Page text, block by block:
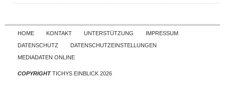
Skip to content
HOME KONTAKT UNTERSTÜTZUNG
IMPRESSUM
DATENSCHUTZ
DATENSCHUTZEINSTELLUNGEN
MEDIADATEN ONLINE
COPYRIGHTTICHYS EINBLICK 2026